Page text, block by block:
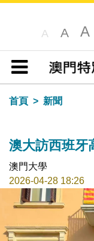
A A A
目錄
首頁
新聞
澳大訪西班牙
澳門大學
2026-04-28 18:26